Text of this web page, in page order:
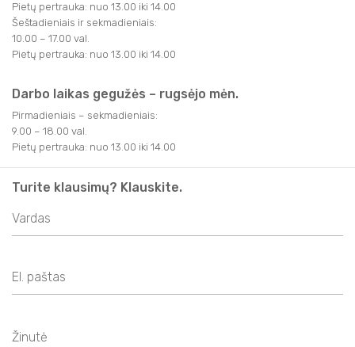
Pietų pertrauka: nuo 13.00 iki 14.00
Šeštadieniais ir sekmadieniais:
10.00 – 17.00 val.
Pietų pertrauka: nuo 13.00 iki 14.00
Darbo laikas gegužės – rugsėjo mėn.
Pirmadieniais – sekmadieniais:
9.00 – 18.00 val.
Pietų pertrauka: nuo 13.00 iki 14.00
Turite klausimų? Klauskite.